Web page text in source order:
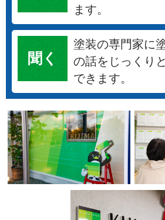
ます。
聞く
塗装の専門家に
の話をじっくり
できます。